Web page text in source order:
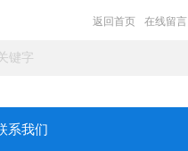
返回首页 在线留言
系我们